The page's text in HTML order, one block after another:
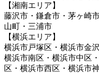
【湘南エリア】
藤沢市・鎌倉市・茅ヶ崎
山町・三浦市
【横浜エリア】
横浜市戸塚区・横浜市金
横浜市南区・横浜市中区
区・横浜市西区・横浜市